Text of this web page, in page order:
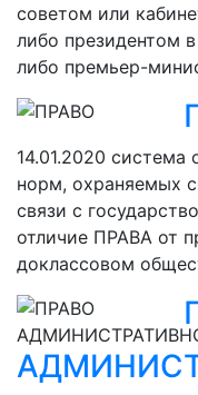
советом или
либо президентом
либо премьер-
14.01.2020 система
норм, охраняемых
связи с
отличие ПРАВА от
доклассовом